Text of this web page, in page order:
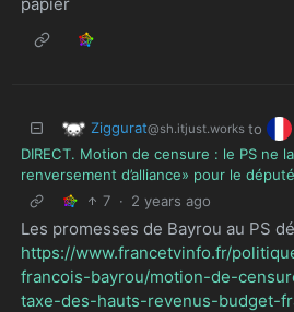
Ziggurat@sh.itjust.works to
DIRECT. Motion de censure : le PS ne
renversement d’alliance» pour le
7 · 2 years ago
Les promesses de Bayrou au PS
https://www.francetvinfo.fr/
francois-bayrou/motion-de-
taxe-des-hauts-revenus-budget-